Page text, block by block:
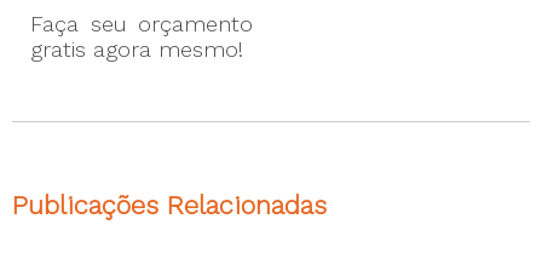
Faça seu orçamento
gratis agora mesmo!
Publicações Relacionadas